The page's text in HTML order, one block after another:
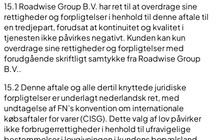
15.1 Roadwise Group B.V. har ret til at overdrage sine
rettigheder og forpligtelser i henhold til denne aftale til
en tredjepart, forudsat at kontinuitet og kvalitet i
tjenesten ikke påvirkes negativt. Kunden kan kun
overdrage sine rettigheder og forpligtelser med
forudgående skriftligt samtykke fra Roadwise Group
B.V..
15.2 Denne aftale og alle dertil knyttede juridiske
forpligtelser er underlagt nederlandsk ret, med
undtagelse af FN’s konvention om internationale
købsaftaler for varer (CISG). Dette valg af lov påvirker
ikke forbrugerrettigheder i henhold til ufravigelige